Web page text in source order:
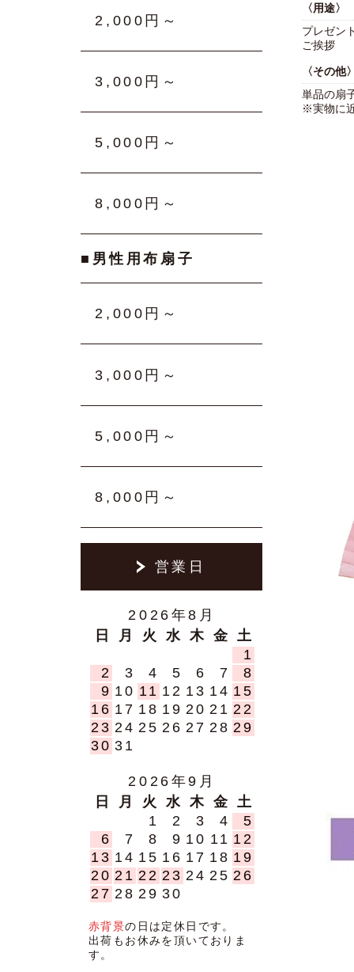
〈用途〉
プレゼン
ご挨拶
〈その他
単品の扇
※実物に
2,000円～
3,000円～
5,000円～
8,000円～
■男性用布扇子
2,000円～
3,000円～
5,000円～
8,000円～
営業日
2026年8月
日
月 火 水 木 金 土
1
2
3 4 5 6 7
8
9 10 11 12 13 14 15
16 17 18 19 20 21 22
23 24 25 26 27 28 29
30 31
2026年9月
日
月 火 水 木 金 土
1
2 3 4
5
6
7 8 9 10 11 12
13 14 15 16 17 18 19
20 21 22 23 24 25 26
27 28 29 30
赤背景の日は定休日です。
出荷もお休みを頂いておりま
す。